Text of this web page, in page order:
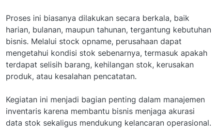
Proses ini biasanya dilakukan secara berkala, baik
harian, bulanan, maupun tahunan, tergantung kebutuhan
bisnis. Melalui stock opname, perusahaan dapat
mengetahui kondisi stok sebenarnya, termasuk apakah
terdapat selisih barang, kehilangan stok, kerusakan
produk, atau kesalahan pencatatan.
Kegiatan ini menjadi bagian penting dalam manajemen
inventaris karena membantu bisnis menjaga akurasi
data stok sekaligus mendukung kelancaran operasional.